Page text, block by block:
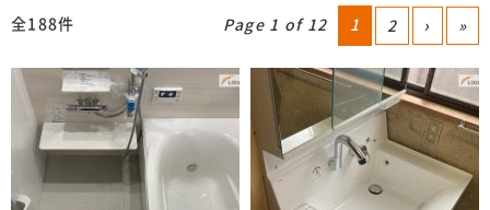
全188件 Page 1 of 12 1 2 › »